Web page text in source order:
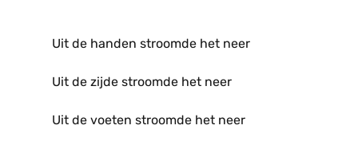
Uit de handen stroomde het neer
Uit de zijde stroomde het neer
Uit de voeten stroomde het neer